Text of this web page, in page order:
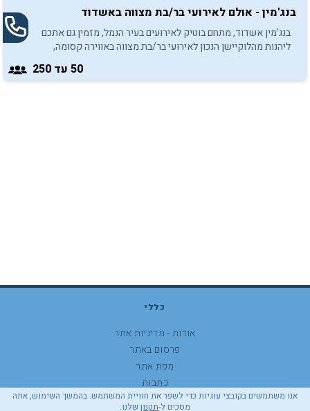
בנג'מין - אולם לאירועי בר/בת מצווה באשדוד
בנג'מין אשדוד, מתחם בוטיק לאירועים בעיר הנמל, מזמין גם אתכם
ליהנות מהלוקיישן הנכון לאירועי בר/בת מצווה באווירה קסומה,
50 עד 250
אנו משתמשים בקובצי עוגיות כדי לשפר את חוויית המשתמש. בהמשך השימוש, אתה
מסכים ל-תקנון שלנו.
כללי
אודות - מדיניות אתר
פרסום באתר
מפת אתר
כתבות
התהרת נגישות